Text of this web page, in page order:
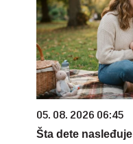
05. 08. 2026 06:45
Šta dete